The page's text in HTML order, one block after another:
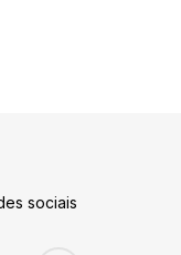
sociais